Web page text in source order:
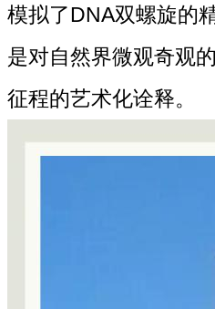
模拟了DNA双螺旋的
是对自然界微观奇观
征程的艺术化诠释。